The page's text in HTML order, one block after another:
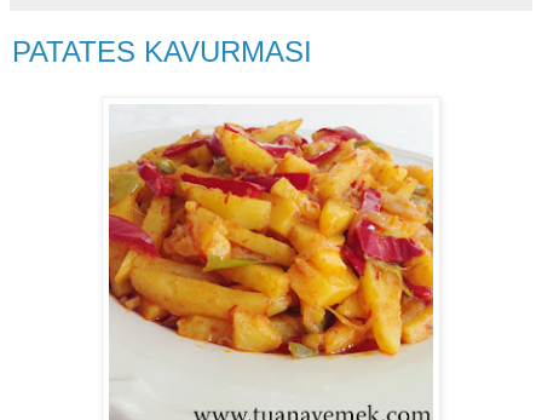
PATATES KAVURMASI